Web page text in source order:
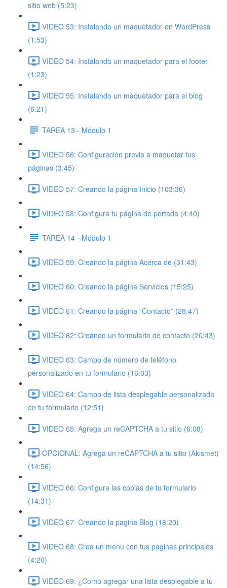
sitio web (5:23)
VIDEO 53: Instalando un maquetador en WordPress
(1:53)
VIDEO 54: Instalando un maquetador para el footer
(1:23)
VIDEO 55: Instalando un maquetador para el blog
(6:21)
TAREA 13 - Módulo 1
VIDEO 56: Configuración previa a maquetar tus
páginas (3:45)
VIDEO 57: Creando la página Inicio (103:36)
VIDEO 58: Configura tu página de portada (4:40)
TAREA 14 - Módulo 1
VIDEO 59: Creando la página Acerca de (31:43)
VIDEO 60: Creando la página Servicios (15:25)
VIDEO 61: Creando la página “Contacto” (28:47)
VIDEO 62: Creando un formulario de contacto (20:43)
VIDEO 63: Campo de número de teléfono
personalizado en tu formulario (16:03)
VIDEO 64: Campo de lista desplegable personalizada
en tu formulario (12:51)
VIDEO 65: Agrega un reCAPTCHA a tu sitio (6:08)
OPCIONAL: Agrega un reCAPTCHA a tu sitio (Akismet)
(14:56)
VIDEO 66: Configura las copias de tu formulario
(14:31)
VIDEO 67: Creando la pagina Blog (18:20)
VIDEO 68: Crea un menu con tus paginas principales
(4:20)
VIDEO 69: ¿Como agregar una lista desplegable a tu